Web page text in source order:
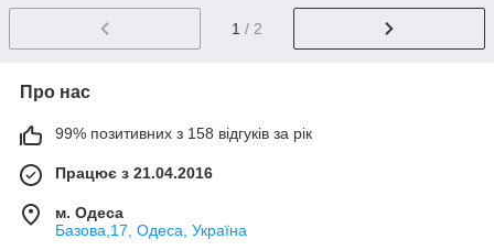
1 / 2
Про нас
99% позитивних з 158 відгуків за рік
Працює з 21.04.2016
м. Одеса
Базова,17, Одеса, Україна